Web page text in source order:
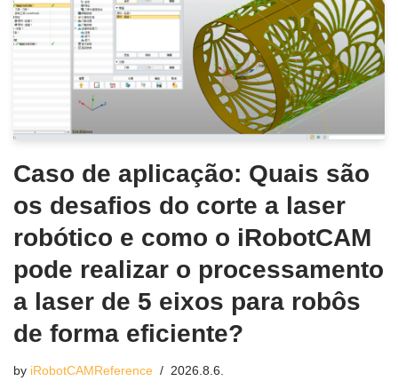
Caso de aplicação: Quais são
os desafios do corte a laser
robótico e como o iRobotCAM
pode realizar o processamento
a laser de 5 eixos para robôs
de forma eficiente?
by iRobotCAMReference 2026.8.6.